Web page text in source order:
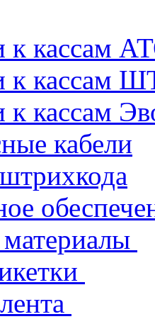
к кассам
к кассам
к кассам
кабели